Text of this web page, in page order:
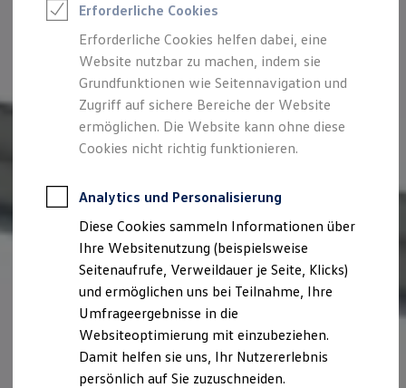
Elektroauto Leasing
Kleinwagen-Leasing
Leasing ohne Anzahlung
Finanzierung
Autokredit mit Schlussrate
Versicherungen und Garantien
Kfz-Versicherung
Restschuldversicherungen
Garantien
Professional Class bei Volkswagen
Behörden
Direktkunden
Sonderfahrzeuge
Anpfiff zum Gewinn
Elektromobilität
Elektroautos
ID. Tutorials
Elektrofahrzeugkonzepte
ID. EVERY1
Reichweite
Erforderliche Cookies
Erforderliche Cookies helfen dabei, eine
Website nutzbar zu machen, indem sie
Grundfunktionen wie Seitennavigation und
Zugriff auf sichere Bereiche der Website
ermöglichen. Die Website kann ohne diese
Cookies nicht richtig funktionieren.
Analytics und Personalisierung
Diese Cookies sammeln Informationen über
Ihre Websitenutzung (beispielsweise
Seitenaufrufe, Verweildauer je Seite, Klicks)
und ermöglichen uns bei Teilnahme, Ihre
Umfrageergebnisse in die
Websiteoptimierung mit einzubeziehen.
Damit helfen sie uns, Ihr Nutzererlebnis
persönlich auf Sie zuzuschneiden.